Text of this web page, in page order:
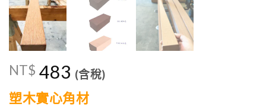
NT$ 483 (含稅)
塑木實心角材